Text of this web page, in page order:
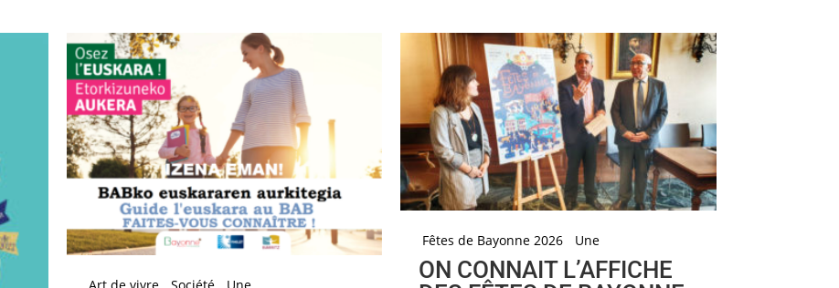
Fêtes de Bayonne 2026 Une
ON CONNAIT L’AFFICHE